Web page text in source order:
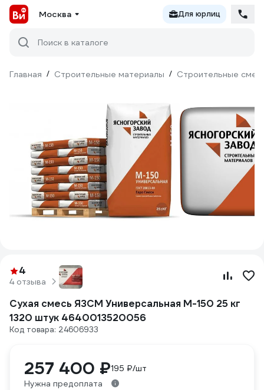
Москва Для юрлиц
Поиск в каталоге
Главная / Строительные материалы / Строительные
4
4 отзыва
Сухая смесь ЯЗСМ Универсальная М-150 25 кг
1320 штук 4640013520056
Код товара: 24606933
257 400 ₽195 ₽/шт
Нужна предоплата